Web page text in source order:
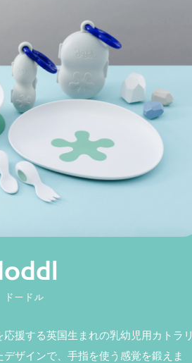
ドードル
応援する英国生まれの乳幼児用カトラリ
ザインで、手指を使う感覚を鍛えま